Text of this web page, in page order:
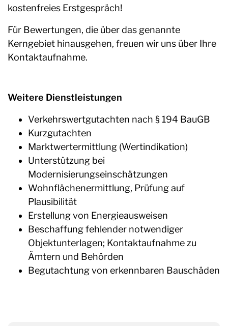
kostenfreies Erstgespräch!
Für Bewertungen, die über das genannte
Kerngebiet hinausgehen, freuen wir uns über Ihre
Kontaktaufnahme.
Weitere Dienstleistungen
Verkehrswertgutachten nach § 194 BauGB
Kurzgutachten
Marktwertermittlung (Wertindikation)
Unterstützung bei
Modernisierungseinschätzungen
Wohnflächenermittlung, Prüfung auf
Plausibilität
Erstellung von Energieausweisen
Beschaffung fehlender notwendiger
Objektunterlagen; Kontaktaufnahme zu
Ämtern und Behörden
Begutachtung von erkennbaren Bauschäden